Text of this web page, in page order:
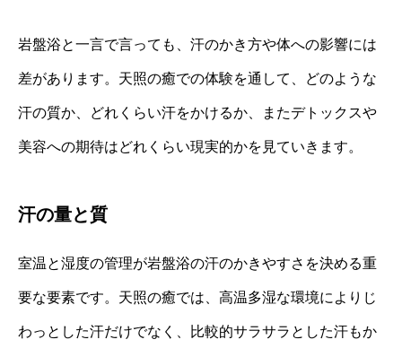
岩盤浴と一言で言っても、汗のかき方や体への影響には
差があります。天照の癒での体験を通して、どのような
汗の質か、どれくらい汗をかけるか、またデトックスや
美容への期待はどれくらい現実的かを見ていきます。
汗の量と質
室温と湿度の管理が岩盤浴の汗のかきやすさを決める重
要な要素です。天照の癒では、高温多湿な環境によりじ
わっとした汗だけでなく、比較的サラサラとした汗もか